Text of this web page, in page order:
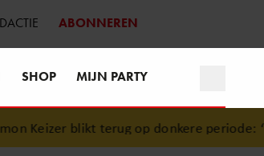
ABONNEREN
SHOP MIJN PARTY
Keizer blikt terug op donkere periode: ‘Ik